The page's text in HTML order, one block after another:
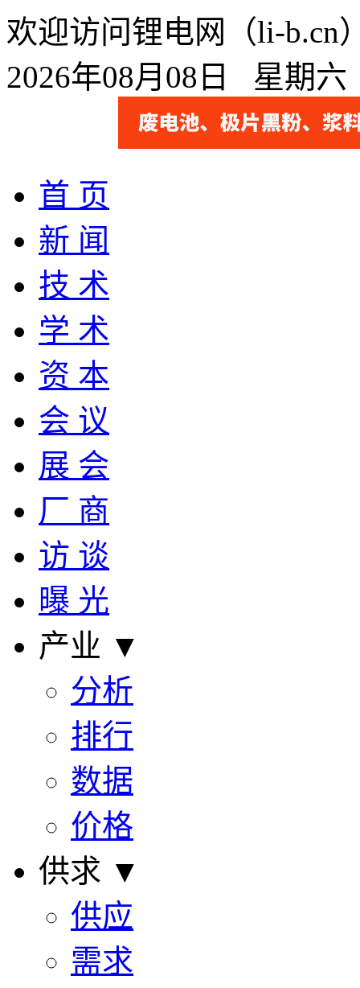
欢迎访问锂电网（li-b.cn
2026年08月08日 星期
首 页
新 闻
技 术
学 术
资 本
会 议
展 会
厂 商
访 谈
曝 光
产业 ▼
分析
排行
数据
价格
供求 ▼
供应
需求